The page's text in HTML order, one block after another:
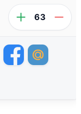
63